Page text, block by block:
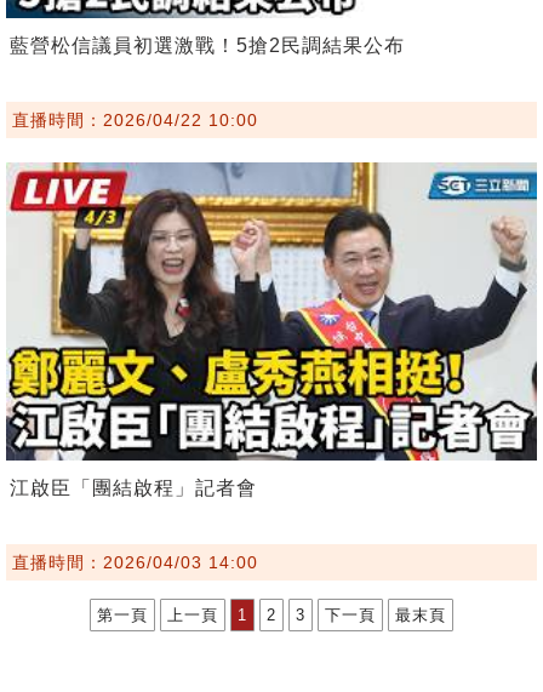
藍營松信議員初選激戰！5搶2民調結果公布
直播時間：2026/04/22 10:00
江啟臣「團結啟程」記者會
直播時間：2026/04/03 14:00
第一頁 上一頁 1 2 3 下一頁 最末頁